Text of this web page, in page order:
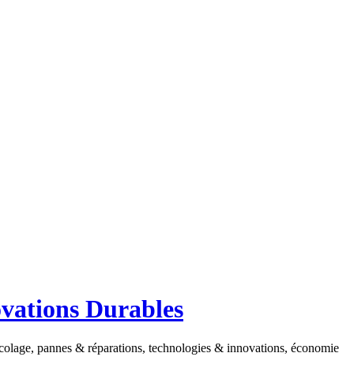
Durables
pannes & réparations, technologies & innovations, économie